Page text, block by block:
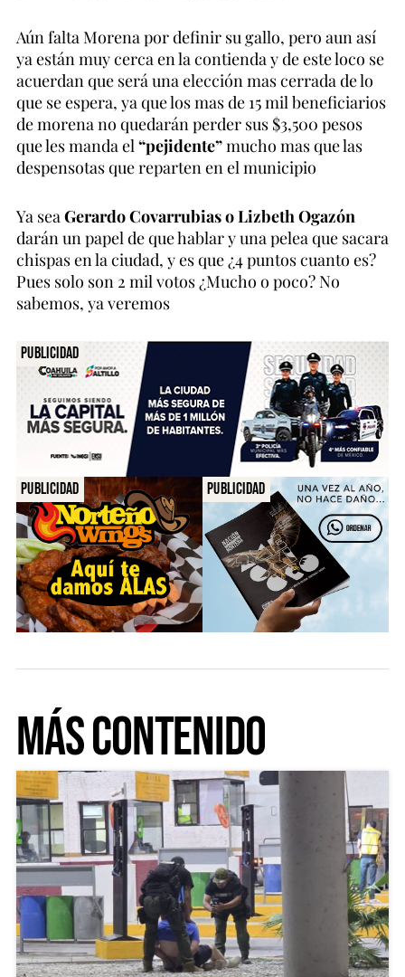
Aún falta Morena por definir su gallo, pero aun así
ya están muy cerca en la contienda y de este loco se
acuerdan que será una elección mas cerrada de lo
que se espera, ya que los mas de 15 mil beneficiarios
de morena no quedarán perder sus $3,500 pesos
que les manda el “pejidente”mucho mas que las
despensotas que reparten en el municipio
Ya sea Gerardo Covarrubias o Lizbeth Ogazón
darán un papel de que hablar y una pelea que sacara
chispas en la ciudad, y es que ¿4 puntos cuanto es?
Pues solo son 2 mil votos ¿Mucho o poco? No
sabemos, ya veremos
Publicidad
Publicidad Publicidad
Más Contenido